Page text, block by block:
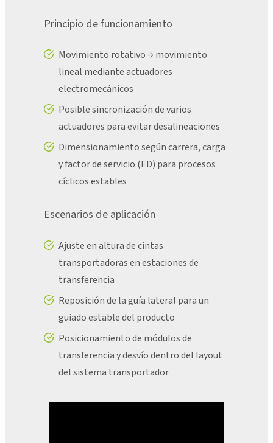
Principio de funcionamiento
Movimiento rotativo → movimiento
lineal mediante actuadores
electromecánicos
Posible sincronización de varios
actuadores para evitar desalineaciones
Dimensionamiento según carrera, carga
y factor de servicio (ED) para procesos
cíclicos estables
Escenarios de aplicación
Ajuste en altura de cintas
transportadoras en estaciones de
transferencia
Reposición de la guía lateral para un
guiado estable del producto
Posicionamiento de módulos de
transferencia y desvío dentro del layout
del sistema transportador